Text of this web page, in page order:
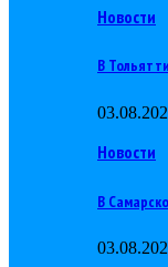
Новости
В
Новости
В